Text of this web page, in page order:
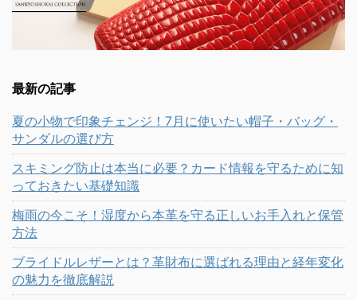
最新の記事
夏の小物で印象チェンジ！7月に使いたい帽子・バッグ・
サンダルの選び方
スキミング防止は本当に必要？カード情報を守るために知
っておきたい基礎知識
梅雨の今こそ！湿度から本革を守る正しいお手入れと保管
方法
ブライドルレザーとは？革財布に選ばれる理由と経年変化
の魅力を徹底解説